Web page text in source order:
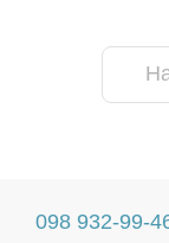
098 932-99-